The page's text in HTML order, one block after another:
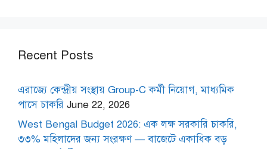
Recent Posts
এরাজ্যে কেন্দ্রীয় সংস্থায় Group-C কর্মী নিয়োগ, মাধ্যমিক
পাসে চাকরি June 22, 2026
West Bengal Budget 2026: এক লক্ষ সরকারি চাকরি,
৩৩% মহিলাদের জন্য সংরক্ষণ — বাজেটে একাধিক বড়